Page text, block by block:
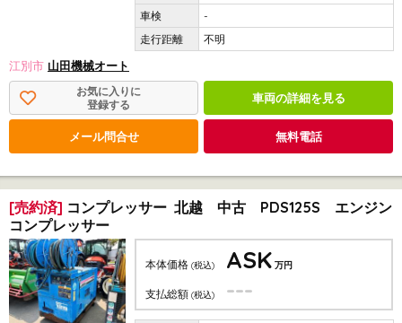
-
不明
江別市 山田機械オート
お気に入りに
登録する
車両の詳細を見る
メール問合せ 無料電話
[売約済] コンプレッサー 北越 中古 PDS125S エンジン
コンプレッサー
本体価格 (税込) ASK 万円
支払総額 (税込) ---